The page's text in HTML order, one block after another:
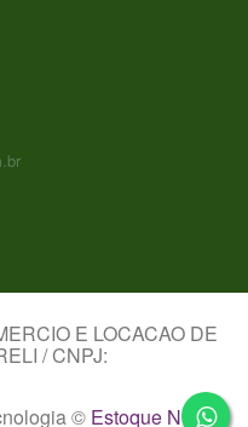
E LOCACAO DE
/ CNPJ:
© Estoque NOW.